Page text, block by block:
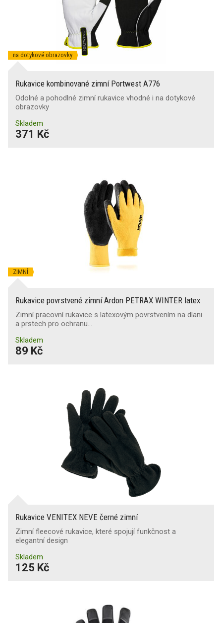
na dotykové obrazovky
Rukavice kombinované zimní Portwest A776
Odolné a pohodlné zimní rukavice vhodné i na dotykové
obrazovky
Skladem
371 Kč
ZIMNÍ
Rukavice povrstvené zimní Ardon PETRAX WINTER latex
Zimní pracovní rukavice s latexovým povrstvením na dlani
a prstech pro ochranu…
Skladem
89 Kč
Rukavice VENITEX NEVE černé zimní
Zimní fleecové rukavice, které spojují funkčnost a
elegantní design
Skladem
125 Kč